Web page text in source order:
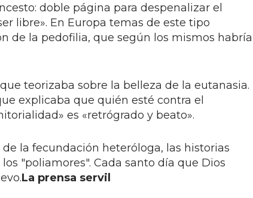
doble página para despenalizar el
libre». En Europa temas de este tipo
de la pedofilia, que según los mismos habría
teorizaba sobre la belleza de la eutanasia.
explicaba que quién esté contra el
es «retrógrado y beato».
la fecundación heteróloga, las historias
"poliamores". Cada santo día que Dios
La prensa servil